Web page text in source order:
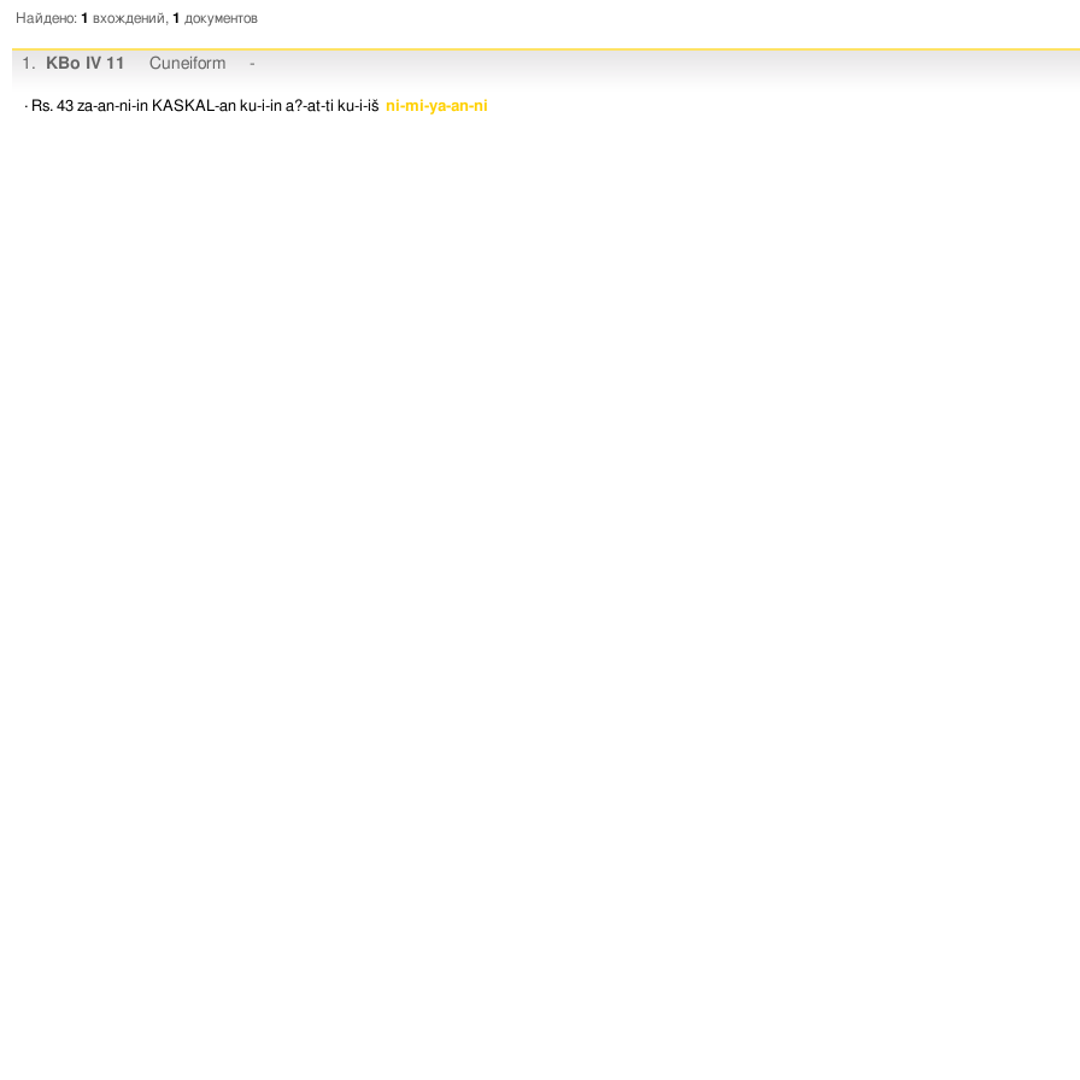
Найдено: 1 вхождений, 1 документов
1. KBo IV 11 Cuneiform -
· Rs. 43 za-an-ni-in KASKAL-an ku-i-in a?-at-ti ku-i-iš ni-mi-ya-an-ni